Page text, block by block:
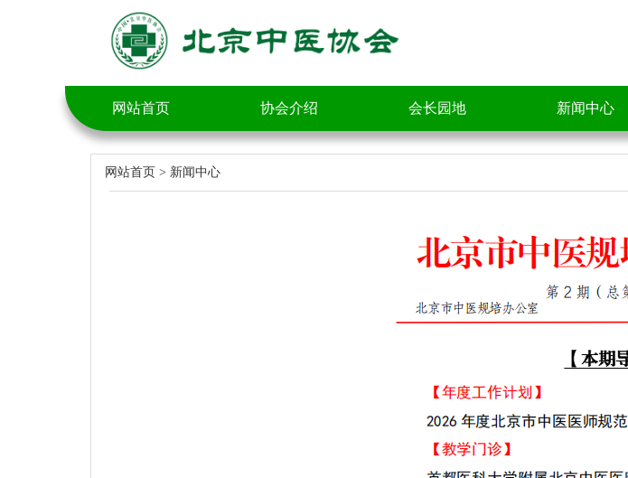
网站首页 协会介绍 会长园地 新闻中心
网站首页 > 新闻中心